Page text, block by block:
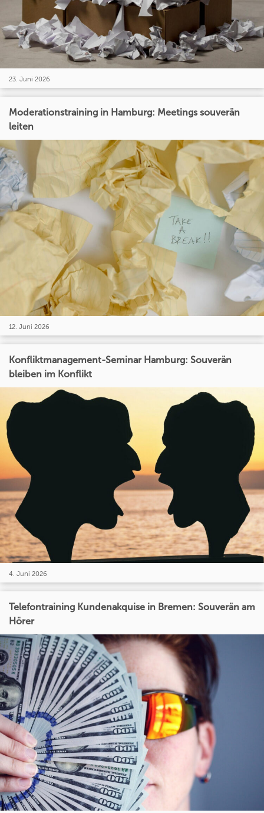
23. Juni 2026
Moderationstraining in Hamburg: Meetings souverän
leiten
12. Juni 2026
Konfliktmanagement-Seminar Hamburg: Souverän
bleiben im Konflikt
4. Juni 2026
Telefontraining Kundenakquise in Bremen: Souverän am
Hörer